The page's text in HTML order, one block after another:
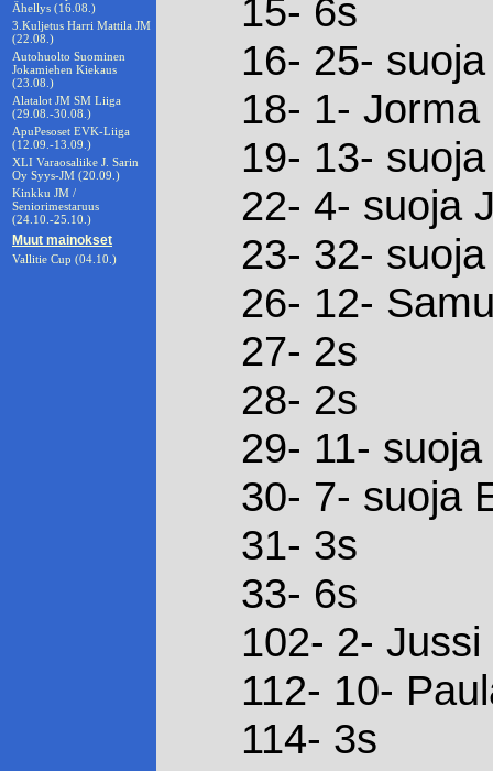
Ähellys (16.08.)
3.Kuljetus Harri Mattila JM
(22.08.)
Autohuolto Suominen
Jokamiehen Kiekaus
(23.08.)
Alatalot JM SM Liiga
(29.08.-30.08.)
ApuPesoset EVK-Liiga
(12.09.-13.09.)
XLI Varaosaliike J. Sarin
Oy Syys-JM (20.09.)
Kinkku JM /
Seniorimestaruus
(24.10.-25.10.)
Muut mainokset
Vallitie Cup (04.10.)
15- 6s
16- 25-
18- 1- Jorma
19- 13-
22- 4- suoja
23- 32-
26- 12-
27- 2s
28- 2s
29- 11-
30- 7- suoja
31- 3s
33- 6s
102- 2-
112- 10-
114- 3s